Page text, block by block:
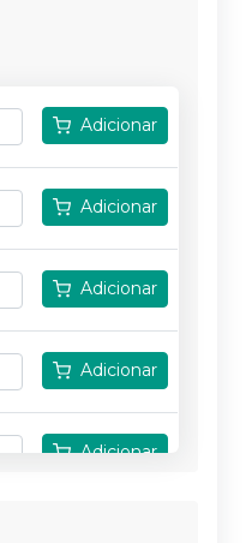
Adicionar
Adicionar
Adicionar
Adicionar
Adicionar